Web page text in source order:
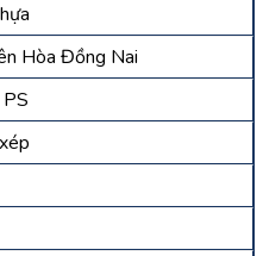
Hòa Đồng Nai